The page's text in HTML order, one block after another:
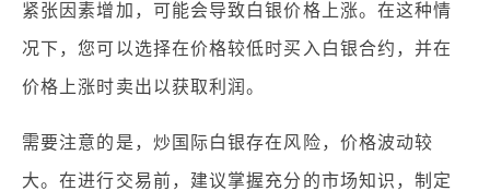
紧张因素增加，可能会导致白银价格上涨。在这种情
况下，您可以选择在价格较低时买入白银合约，并在
价格上涨时卖出以获取利润。
需要注意的是，炒国际白银存在风险，价格波动较
大。在进行交易前，建议掌握充分的市场知识，制定